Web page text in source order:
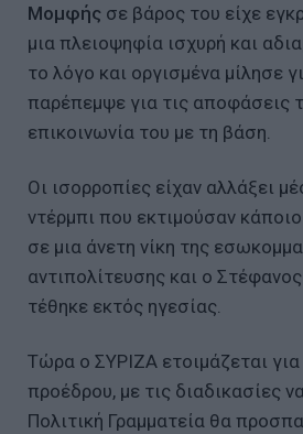
Μομφής σε βάρος του είχε
μια πλειοψηφία ισχυρή και
το λόγο και οργισμένα μίλησε
παρέπεμψε για τις αποφάσεις
επικοινωνία του με τη βάση.
Οι ισορροπίες είχαν αλλάξει
ντέρμπι που εκτιμούσαν
σε μια άνετη νίκη της
αντιπολίτευσης και ο
τέθηκε εκτός ηγεσίας.
Τώρα ο ΣΥΡΙΖΑ ετοιμάζεται
προέδρου, με τις διαδικασίες
Πολιτική Γραμματεία θα